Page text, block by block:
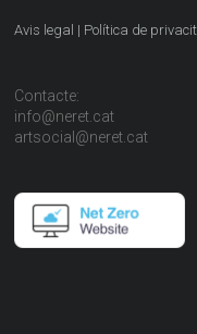
Avis legal | Política de
Contacte:
info@neret.cat
artsocial@neret.cat